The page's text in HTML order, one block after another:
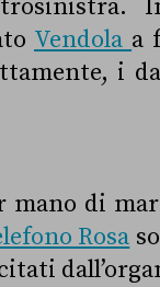
Vendola a
i
mano di
Rosa